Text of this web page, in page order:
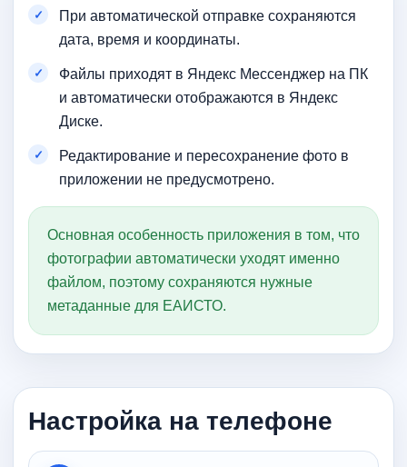
При автоматической отправке сохраняются
дата, время и координаты.
Файлы приходят в Яндекс Мессенджер на ПК
и автоматически отображаются в Яндекс
Диске.
Редактирование и пересохранение фото в
приложении не предусмотрено.
Основная особенность приложения в том, что
фотографии автоматически уходят именно
файлом, поэтому сохраняются нужные
метаданные для ЕАИСТО.
Настройка на телефоне